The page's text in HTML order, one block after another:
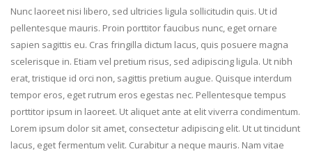
Nunc laoreet nisi libero, sed ultricies ligula sollicitudin quis. Ut id
pellentesque mauris. Proin porttitor faucibus nunc, eget ornare
sapien sagittis eu. Cras fringilla dictum lacus, quis posuere magna
scelerisque in. Etiam vel pretium risus, sed adipiscing ligula. Ut nibh
erat, tristique id orci non, sagittis pretium augue. Quisque interdum
tempor eros, eget rutrum eros egestas nec. Pellentesque tempus
porttitor ipsum in laoreet. Ut aliquet ante at elit viverra condimentum.
Lorem ipsum dolor sit amet, consectetur adipiscing elit. Ut ut tincidunt
lacus, eget fermentum velit. Curabitur a neque mauris. Nam vitae